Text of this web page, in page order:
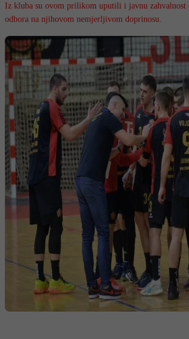
Iz kluba su ovom prilikom uputili i javnu zahvalnost
odbora na njihovom nemjerljivom doprinosu.